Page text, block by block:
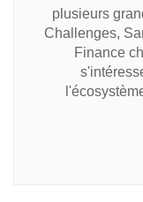
plusieurs
Challenges,
Finance